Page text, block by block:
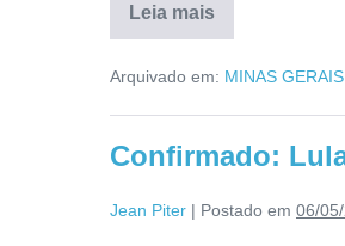
Leia mais
Arquivado em: MINAS GERAIS
Confirmado:
Jean Piter | Postado em 06/